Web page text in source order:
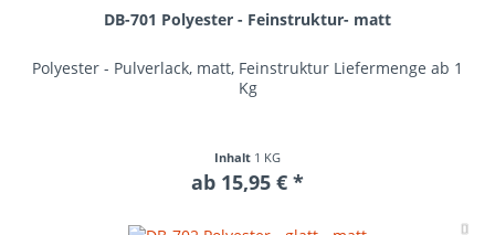
DB-701 Polyester - Feinstruktur- matt
Polyester - Pulverlack, matt, Feinstruktur Liefermenge ab 1
Kg
Inhalt 1 KG
ab 15,95 € *